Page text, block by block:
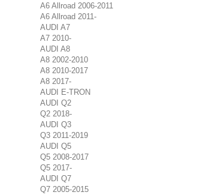
A6 Allroad 2006-2011
A6 Allroad 2011-
AUDI A7
A7 2010-
AUDI A8
A8 2002-2010
A8 2010-2017
A8 2017-
AUDI E-TRON
AUDI Q2
Q2 2018-
AUDI Q3
Q3 2011-2019
AUDI Q5
Q5 2008-2017
Q5 2017-
AUDI Q7
Q7 2005-2015